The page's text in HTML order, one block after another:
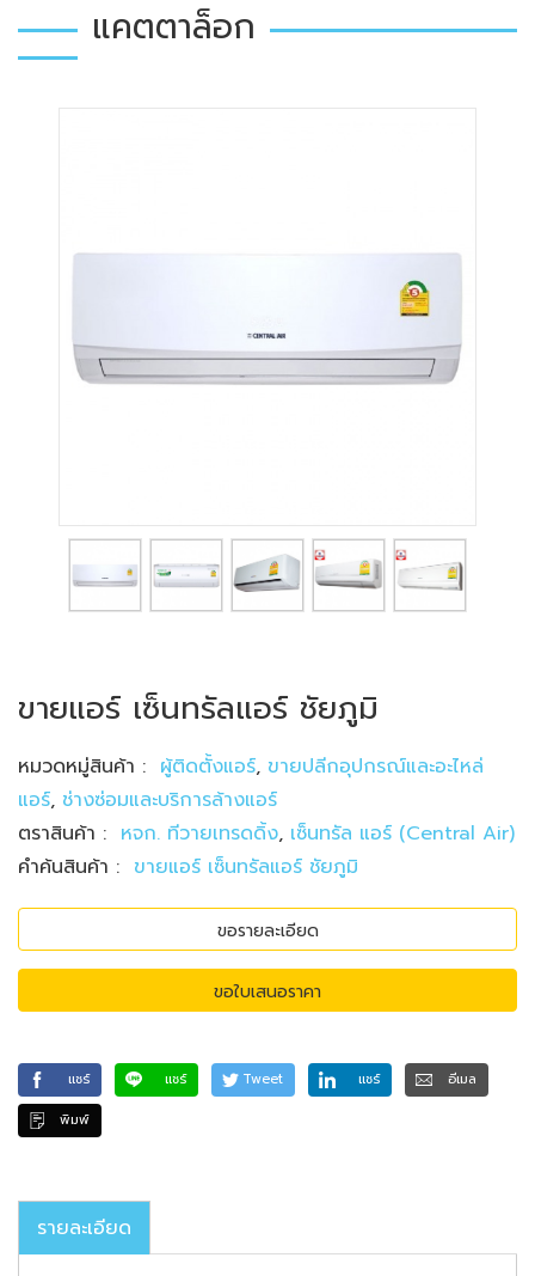
แคตตาล็อก
ขายแอร์ เซ็นทรัลแอร์ ชัยภูมิ
หมวดหมู่สินค้า : ผู้ติดตั้งแอร์, ขายปลีกอุปกรณ์และอะไหล่
แอร์, ช่างซ่อมและบริการล้างแอร์
ตราสินค้า : หจก. ทีวายเทรดดิ้ง, เซ็นทรัล แอร์ (Central Air)
คำค้นสินค้า : ขายแอร์ เซ็นทรัลแอร์ ชัยภูมิ
ขอรายละเอียด
ขอใบเสนอราคา
แชร์ แชร์ Tweet แชร์
อีเมล
พิมพ์
รายละเอียด